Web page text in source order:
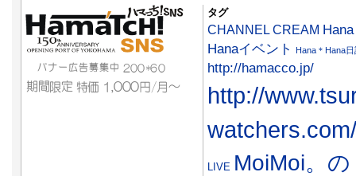
タグ
CHANNEL CREAM
Hanaイベント
Hana＊Hana日
http://hamacco.jp/
http://
watchers.com/
LIVE MoiMoi。の